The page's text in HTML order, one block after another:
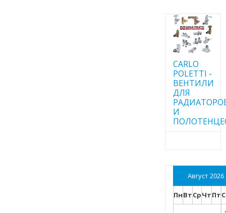
CARLO
POLETTI -
ВЕНТИЛИ
ДЛЯ
И
Август 2026
ПнВтСрЧтПт